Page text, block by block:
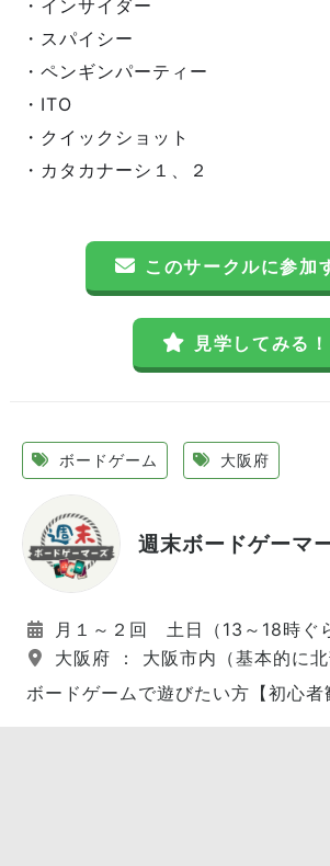
・インサイダー
・スパイシー
・ペンギンパーティー
・ITO
・クイックショット
・カタカナーシ１、２
このサークルに参加
見学してみる！
ボードゲーム 大阪府
週末ボードゲーマ
月１～２回 土日（13～18時ぐ
大阪府 ： 大阪市内（基本的に
ボードゲームで遊びたい方【初心者